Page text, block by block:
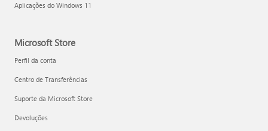
Aplicações do Windows 11
Microsoft Store
Perfil da conta
Centro de Transferências
Suporte da Microsoft Store
Devoluções